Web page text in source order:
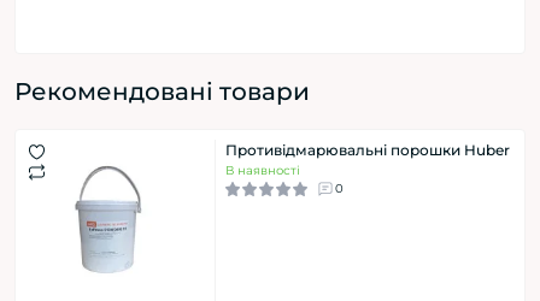
Рекомендовані товари
Противідмарювальні порошки Huber
В наявності
0